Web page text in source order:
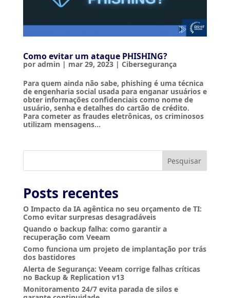
Como evitar um ataque PHISHING?
por admin | mar 29, 2023| Cibersegurança
Para quem ainda não sabe, phishing é uma técnica
de engenharia social usada para enganar usuários e
obter informações confidenciais como nome de
usuário, senha e detalhes do cartão de crédito.
Para cometer as fraudes eletrônicas, os criminosos
utilizam mensagens...
Pesquisar
Posts recentes
O Impacto da IA agêntica no seu orçamento de TI:
Como evitar surpresas desagradáveis
Quando o backup falha: como garantir a
recuperação com Veeam
Como funciona um projeto de implantação por trás
dos bastidores
Alerta de Segurança: Veeam corrige falhas críticas
no Backup & Replication v13
Monitoramento 24/7 evita parada de silos e